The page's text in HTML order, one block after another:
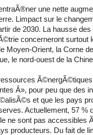
une nette
Limpact sur le
de 2030. La hausse
concerneront surtout
Moyen-Orient, la Corne
le nord-ouest de la
Â», pour peu que des
et que les pays
Actuellement, 57 %
ne sont pas accessibles
producteurs. Du fait de